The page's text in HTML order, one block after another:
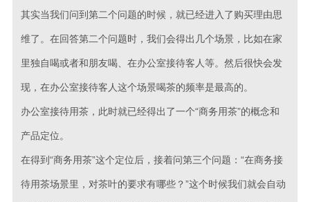
其实当我们问到第二个问题的时候，就已经进入了购买理由思
维了。在回答第二个问题时，我们会得出几个场景，比如在家
里独自喝或者和朋友喝、在办公室接待客人等。然后很快会发
现，在办公室接待客人这个场景喝茶的频率是最高的。
办公室接待用茶，此时就已经得出了一个“商务用茶”的概念和
产品定位。
在得到“商务用茶”这个定位后，接着问第三个问题：“在商务接
待用茶场景里，对茶叶的要求有哪些？”这个时候我们就会自动